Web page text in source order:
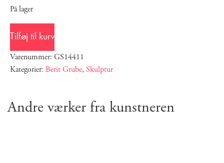
På lager
Tilføj til kurv
Varenummer: GS14411
Kategorier: Berit Grube, Skulptur
Andre værker fra kunstneren